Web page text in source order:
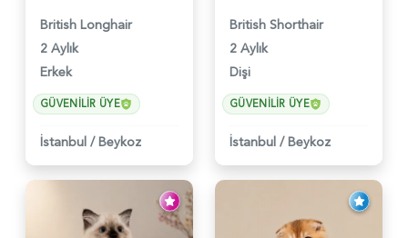
British Longhair
2 Aylık
Erkek
GÜVENILIR ÜYE
İstanbul / Beykoz
British Shorthair
2 Aylık
Dişi
GÜVENILIR ÜYE
İstanbul / Beykoz